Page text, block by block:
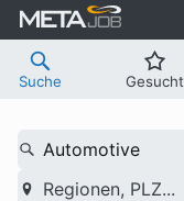
Suche Gesucht
Automotive
Regionen, PLZ...